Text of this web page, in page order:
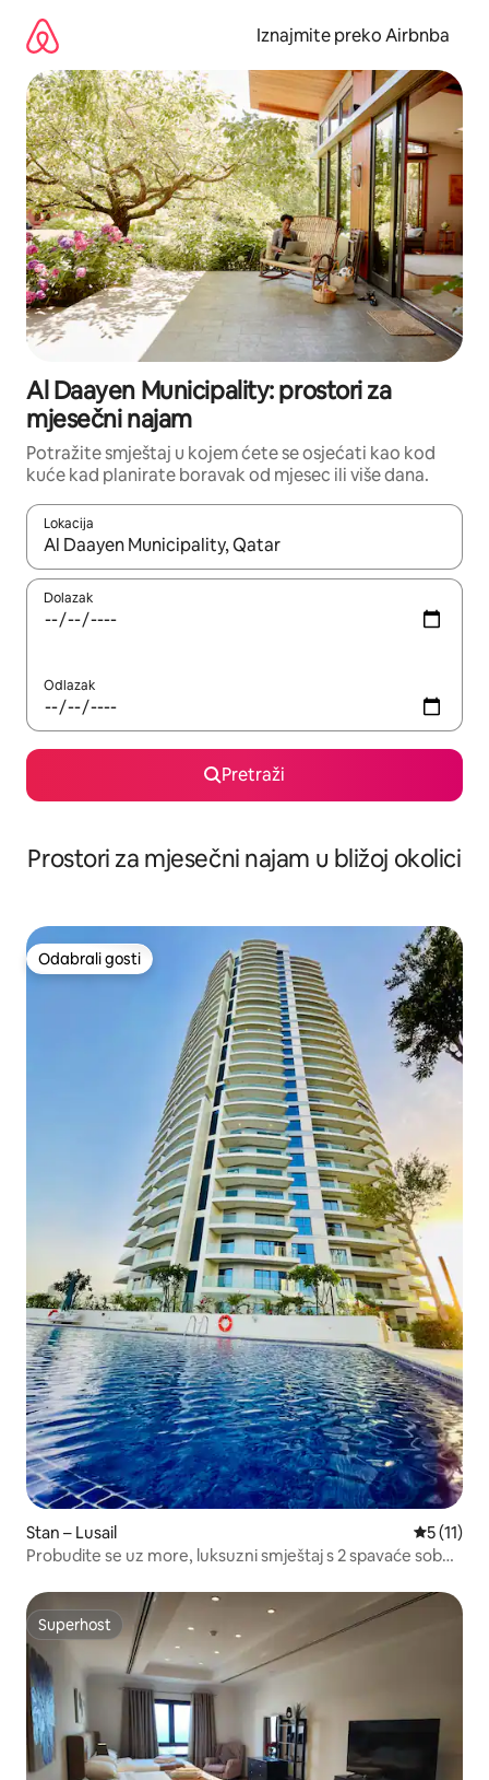
sadržaj
Iznajmite preko Airbnba
Al Daayen Municipality: prostori za
mjesečni najam
Potražite smještaj u kojem ćete se osjećati kao kod
kuće kad planirate boravak od mjesec ili više dana.
Lokacija
Kada budu dostupni rezultati, moći ćete ih pregledati
Dolazak
Odlazak
Pretraži
Prostori za mjesečni najam u bližoj okolici
Odabrali gosti
Odabrali gosti
Stan – Lusail
5 (11)
Probudite se uz more, luksuzni smještaj s 2 spavaće sobe /
Superhost
Superhost